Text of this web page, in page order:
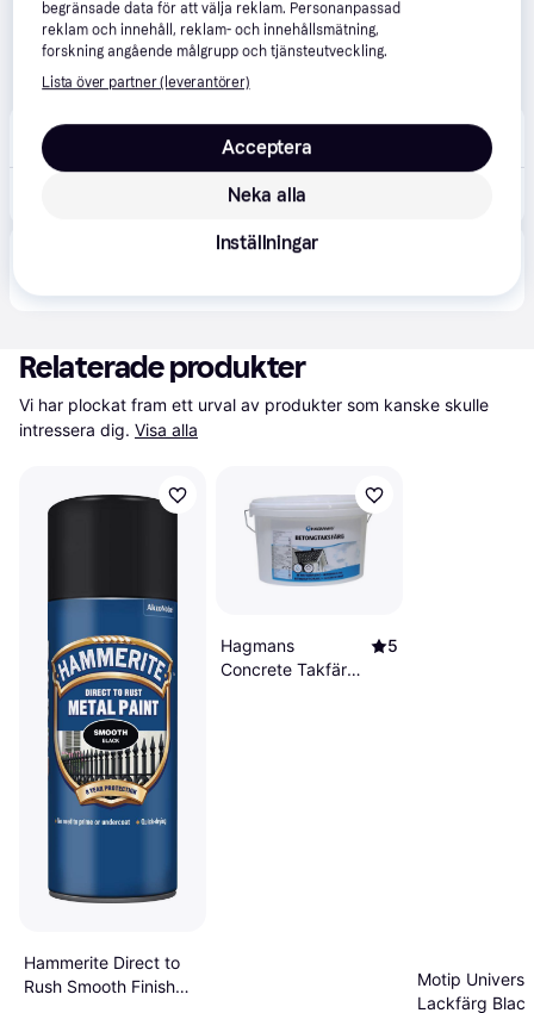
3deksperten
1-2 dagar
Citadel: Nulnolja (Skugga) - 18ml
Produkten finns även hos 3 butiker som valt att inte
Relaterade produkter
Vi har plockat fram ett urval av produkter som kanske skulle
intressera dig. Visa alla
Hammerite Direct to
Rush Smooth Finish
Hagmans
Concrete Takfärg
5
Motip
Lackfärg
begränsade data för att välja reklam. Personanpassad
reklam och innehåll, reklam- och innehållsmätning,
forskning angående målgrupp och tjänsteutveckling.
Lista över partner (leverantörer)
Neka alla
Acceptera
Inställningar